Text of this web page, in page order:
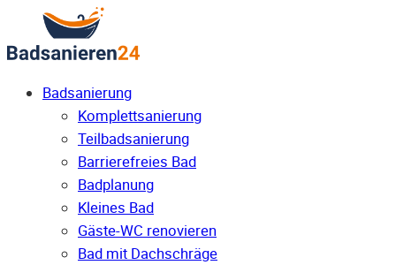
Badsanierung
Komplettsanierung
Teilbadsanierung
Barrierefreies Bad
Badplanung
Kleines Bad
Gäste-WC renovieren
Bad mit Dachschräge